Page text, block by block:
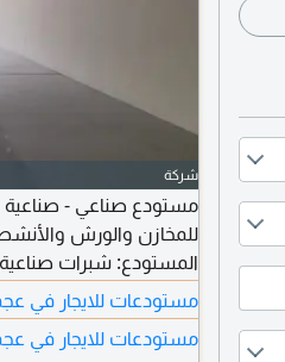
شركة
للمخازن والورش
المساحة
صناعي حيوي وسهل
مستودعات للايجار في
مستودعات للايجار في